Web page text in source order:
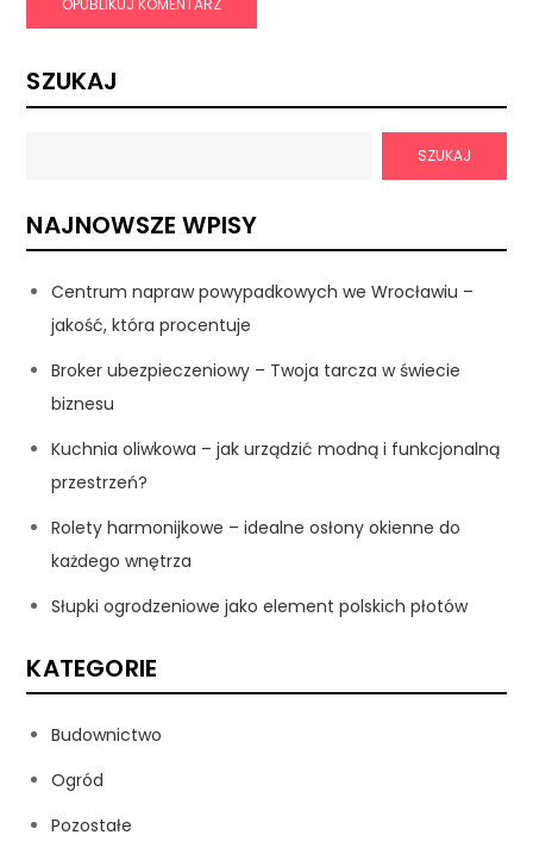
SZUKAJ
SZUKAJ
NAJNOWSZE WPISY
Centrum napraw powypadkowych we Wrocławiu –
jakość, która procentuje
Broker ubezpieczeniowy – Twoja tarcza w świecie
biznesu
Kuchnia oliwkowa – jak urządzić modną i funkcjonalną
przestrzeń?
Rolety harmonijkowe – idealne osłony okienne do
każdego wnętrza
Słupki ogrodzeniowe jako element polskich płotów
KATEGORIE
Budownictwo
Ogród
Pozostałe